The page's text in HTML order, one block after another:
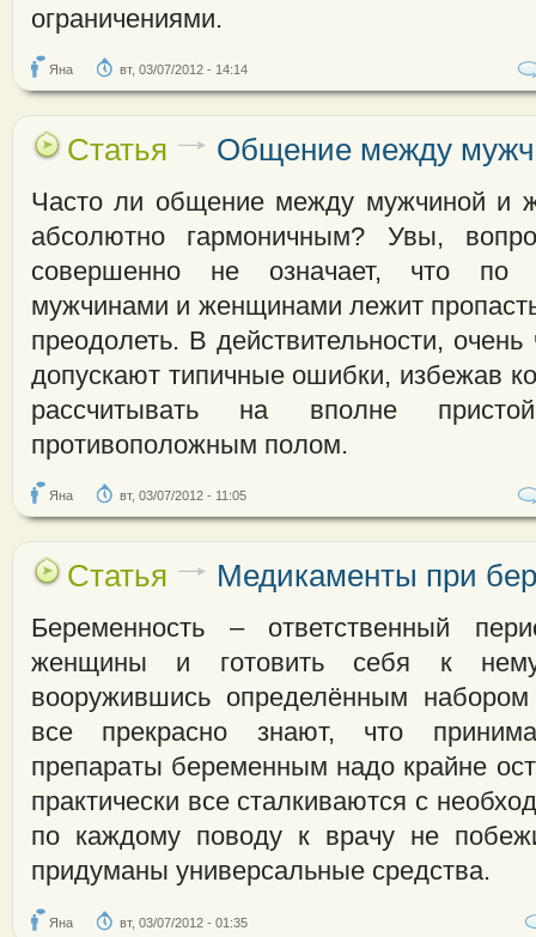
ограничениями.
Яна вт, 03/07/2012 - 14:14
Статья Общение между
Часто ли общение между мужчиной и
абсолютно гармоничным? Увы,
совершенно не означает, что по
мужчинами и женщинами лежит
преодолеть. В действительности,
допускают типичные ошибки, избежав
рассчитывать на вполне
противоположным полом.
Яна вт, 03/07/2012 - 11:05
Статья Медикаменты при
Беременность – ответственный
женщины и готовить себя к
вооружившись определённым
все прекрасно знают, что
препараты беременным надо крайне
практически все сталкиваются с
по каждому поводу к врачу не
придуманы универсальные средства.
Яна вт, 03/07/2012 - 01:35